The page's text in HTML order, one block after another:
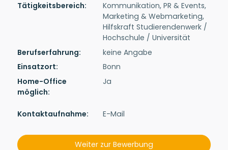
Tätigkeitsbereich:
Kommunikation, PR & Events,
Marketing & Webmarketing,
Hilfskraft Studierendenwerk /
Hochschule / Universität
Berufserfahrung:
keine Angabe
Einsatzort:
Bonn
Home-Office
möglich:
Ja
Kontakt­auf­nah­me: E-Mail
Weiter zur Bewerbung